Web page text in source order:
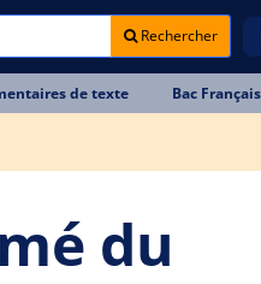
Rechercher
de texte Bac
du